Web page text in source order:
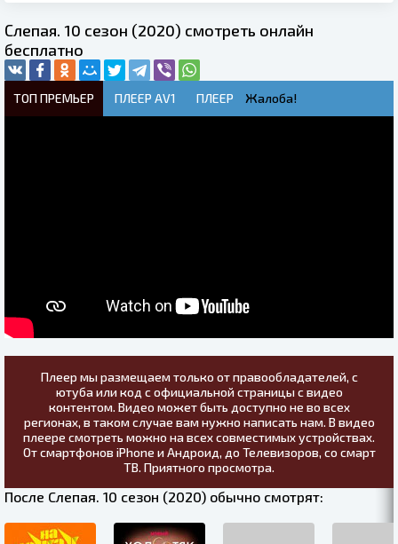
Слепая. 10 сезон (2020) смотреть онлайн
бесплатно
ТОП ПРЕМЬЕР ПЛЕЕР AV1 ПЛЕЕР Жалоба!
Плеер мы размещаем только от правообладателей, с
ютуба или код с официальной страницы с видео
контентом. Видео может быть доступно не во всех
регионах, в таком случае вам нужно написать нам. В видео
плеере смотреть можно на всех совместимых устройствах.
От смартфонов iPhone и Андроид, до Телевизоров, со смарт
ТВ. Приятного просмотра.
После Слепая. 10 сезон (2020) обычно смотрят: